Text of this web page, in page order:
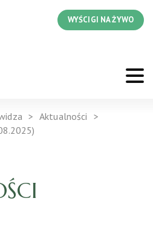
WYŚCIGI NA ŻYWO
Aktualności